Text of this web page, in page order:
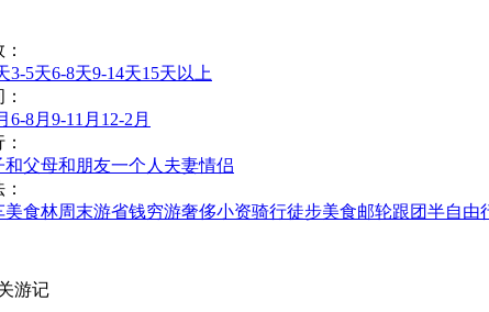
：
3-5天6-8天9-14天15天以上
：
6-8月 9-11月 12-2月
：
和父母和朋友一个人 夫妻情侣
：
美食林周末游省钱穷游奢侈小资骑行徒步美食邮轮跟团半自由
游记